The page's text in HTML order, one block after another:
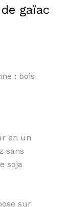
gaïac
en un
sans
soja
sur